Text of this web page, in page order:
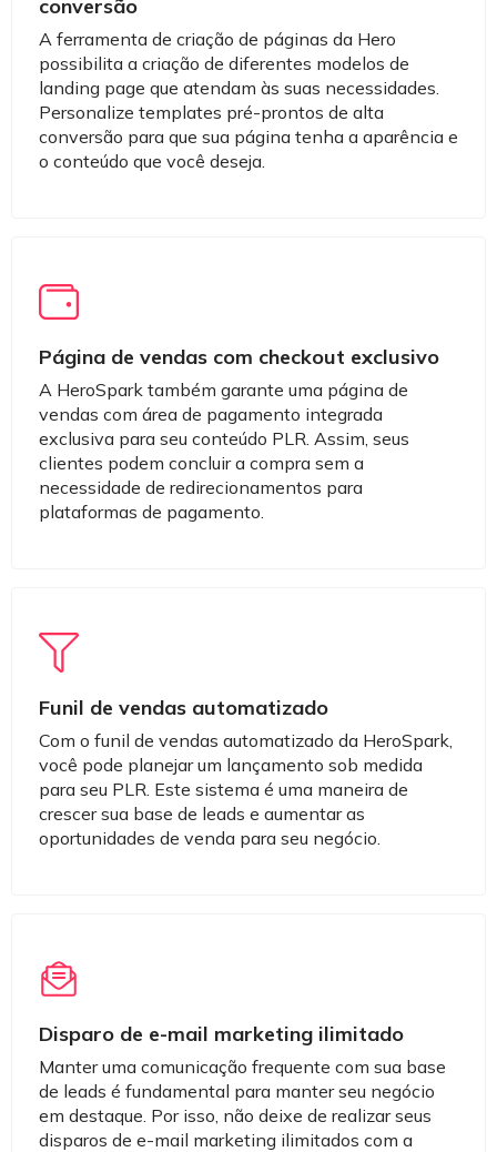
conversão
A ferramenta de criação de páginas da Hero
possibilita a criação de diferentes modelos de
landing page que atendam às suas necessidades.
Personalize templates pré-prontos de alta
conversão para que sua página tenha a aparência e
o conteúdo que você deseja.
Página de vendas com checkout exclusivo
A HeroSpark também garante uma página de
vendas com área de pagamento integrada
exclusiva para seu conteúdo PLR. Assim, seus
clientes podem concluir a compra sem a
necessidade de redirecionamentos para
plataformas de pagamento.
Funil de vendas automatizado
Com o funil de vendas automatizado da HeroSpark,
você pode planejar um lançamento sob medida
para seu PLR. Este sistema é uma maneira de
crescer sua base de leads e aumentar as
oportunidades de venda para seu negócio.
Disparo de e-mail marketing ilimitado
Manter uma comunicação frequente com sua base
de leads é fundamental para manter seu negócio
em destaque. Por isso, não deixe de realizar seus
disparos de e-mail marketing ilimitados com a